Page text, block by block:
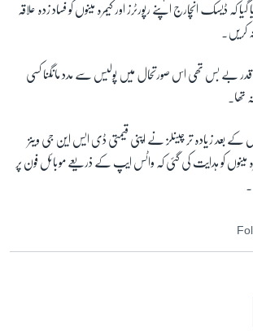
کہ ڈیسک انچارج اپنے رپورٹرز اور کیمرہ مینوں کو فساد زدہ علاقہ
کریں۔
بے بس تھی اس صورتحال میں پولیس سے مدد مانگنا کسی
کے بعد زیادہ تر چینلز نے اپنی قیمتی ڈی ایس این جی وینز
مینوں کو ہدایت کی گئی کہ واٹس ایپ کے ذریعے موبائل فون پر